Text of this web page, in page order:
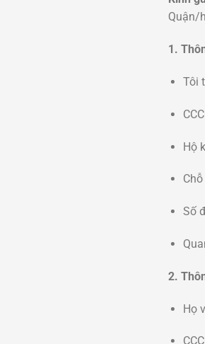
1.
Tôi
Hộ
Số
2.
Họ